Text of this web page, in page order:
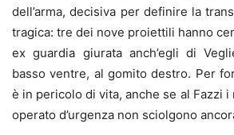
dell’arma, decisiva per definire la
tragica: tre dei nove proiettili hanno
ex guardia giurata anch’egli di
basso ventre, al gomito destro. Per
è in pericolo di vita, anche se al Fazzi i
operato d’urgenza non sciolgono